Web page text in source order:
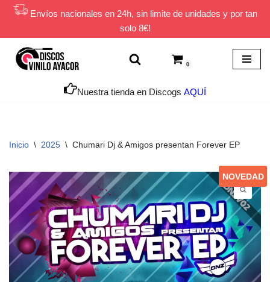
contenido
Envíos nacionales en 24h, sin limite de unidades y por tan
solo 8€!
0
Nuestra tienda en Discogs AQUÍ
Inicio \ 2025 \ Chumari Dj & Amigos presentan Forever EP
NOVEDAD